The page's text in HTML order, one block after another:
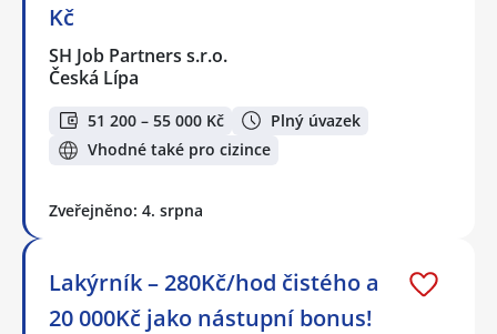
Kč
SH Job Partners s.r.o.
Česká Lípa
51 200 – 55 000 Kč
Plný úvazek
Vhodné také pro cizince
Zveřejněno: 4. srpna
Lakýrník – 280Kč/hod čistého a
20 000Kč jako nástupní bonus!